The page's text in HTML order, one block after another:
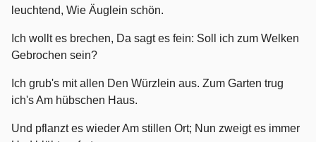
leuchtend, Wie Äuglein schön.
Ich wollt es brechen, Da sagt es fein: Soll ich zum Welken
Gebrochen sein?
Ich grub's mit allen Den Würzlein aus. Zum Garten trug
ich's Am hübschen Haus.
Und pflanzt es wieder Am stillen Ort; Nun zweigt es immer